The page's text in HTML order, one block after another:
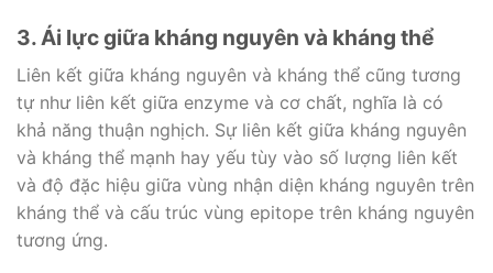
3. Ái lực giữa kháng nguyên và kháng thể
Liên kết giữa kháng nguyên và kháng thể cũng tương
tự như liên kết giữa enzyme và cơ chất, nghĩa là có
khả năng thuận nghịch. Sự liên kết giữa kháng nguyên
và kháng thể mạnh hay yếu tùy vào số lượng liên kết
và độ đặc hiệu giữa vùng nhận diện kháng nguyên trên
kháng thể và cấu trúc vùng epitope trên kháng nguyên
tương ứng.